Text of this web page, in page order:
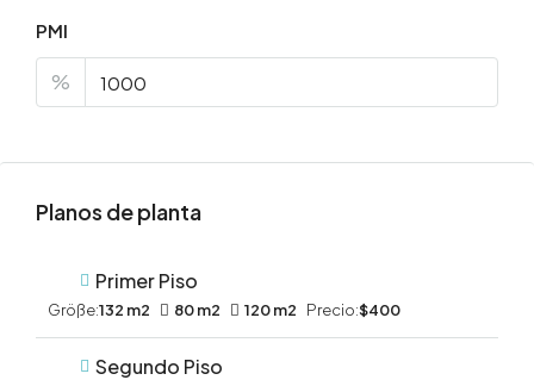
PMI
%
Planos de planta
Primer Piso
Größe:132 m2 80 m2 120 m2 Precio:$400
Segundo Piso